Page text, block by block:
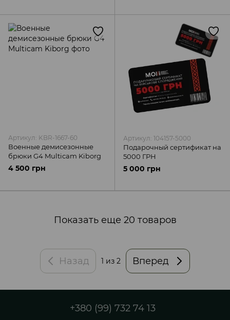
Артикул: KBR-1667-60
Военные демисезонные
брюки G4 Multicam Kiborg
4 500 грн
Артикул: 104157-5000
Подарочный сертификат на
5000 ГРН
5 000 грн
Показать еще 20 товаров
Назад 1 из 2 Вперед
+380 (99) 732 74 13